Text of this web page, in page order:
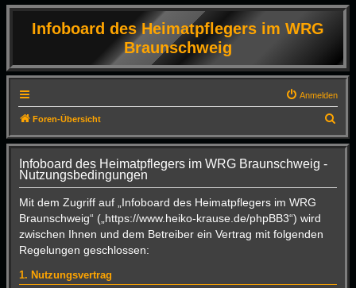
Infoboard des Heimatpflegers im WRG
Braunschweig
Anmelden
Foren-Übersicht
u
Infoboard des Heimatpflegers im WRG Braunschweig -
Nutzungsbedingungen
Mit dem Zugriff auf „Infoboard des Heimatpflegers im WRG
Braunschweig“ („https://www.heiko-krause.de/phpBB3“) wird
zwischen Ihnen und dem Betreiber ein Vertrag mit folgenden
Regelungen geschlossen:
1. Nutzungsvertrag